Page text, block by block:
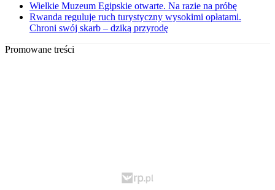
Wielkie Muzeum Egipskie otwarte. Na razie na próbę
Rwanda reguluje ruch turystyczny wysokimi opłatami.
Chroni swój skarb – dziką przyrodę
Promowane treści